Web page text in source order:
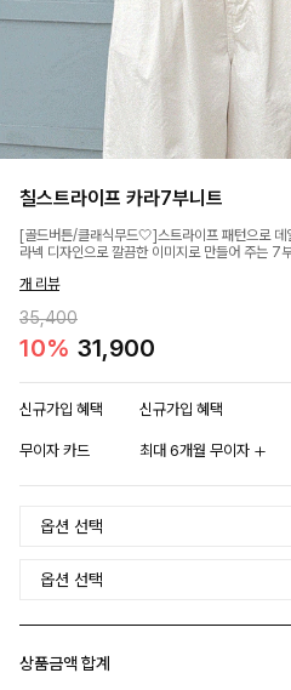
칠스트라이프 카라7부니트
[골드버튼/클래식무드🤍]스트라이프 패턴으로
라넥 디자인으로 깔끔한 이미지로 만들어 주는 7
개 리뷰
35,400
10% 31,900
신규가입 혜택 신규가입 혜택
무이자 카드 최대 6개월 무이자
상품금액 합계